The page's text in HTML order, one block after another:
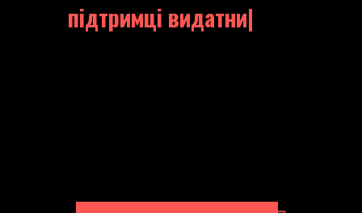
підтримці видатних